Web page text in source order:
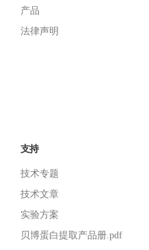
产品
法律声明
支持
技术专题
技术文章
实验方案
贝博蛋白提取产品册.pdf